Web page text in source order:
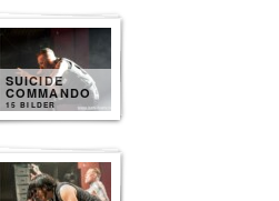
SUICIDE
COMMANDO
15 BILDER